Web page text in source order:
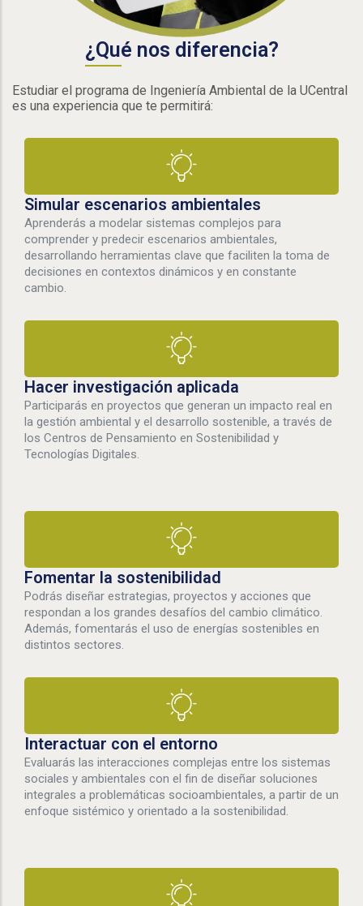
¿Qué nos diferencia?
Estudiar el programa de Ingeniería Ambiental de la UCentral
es una experiencia que te permitirá:
Simular escenarios ambientales
Aprenderás a modelar sistemas complejos para
comprender y predecir escenarios ambientales,
desarrollando herramientas clave que faciliten la toma de
decisiones en contextos dinámicos y en constante
cambio.
Hacer investigación aplicada
Participarás en proyectos que generan un impacto real en
la gestión ambiental y el desarrollo sostenible, a través de
los Centros de Pensamiento en Sostenibilidad y
Tecnologías Digitales.
Fomentar la sostenibilidad
Podrás diseñar estrategias, proyectos y acciones que
respondan a los grandes desafíos del cambio climático.
Además, fomentarás el uso de energías sostenibles en
distintos sectores.
Interactuar con el entorno
Evaluarás las interacciones complejas entre los sistemas
sociales y ambientales con el fin de diseñar soluciones
integrales a problemáticas socioambientales, a partir de un
enfoque sistémico y orientado a la sostenibilidad.